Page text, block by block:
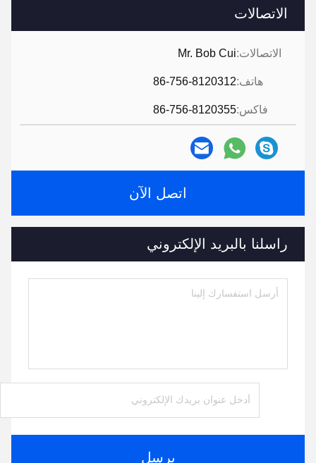
الاتصالات
الاتصالات:Mr. Bob Cui
هاتف:86-756-8120312
فاكس:86-756-8120355
اتصل الآن
راسلنا بالبريد الإلكتروني
يرسل